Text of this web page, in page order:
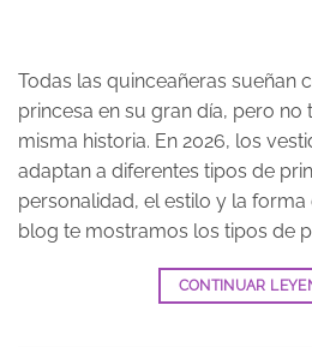
Todas las quinceañeras sueñan
princesa en su gran día, pero no
misma historia. En 2026, los
adaptan a diferentes tipos de
personalidad, el estilo y la forma
blog te mostramos los tipos de
CONTINUAR